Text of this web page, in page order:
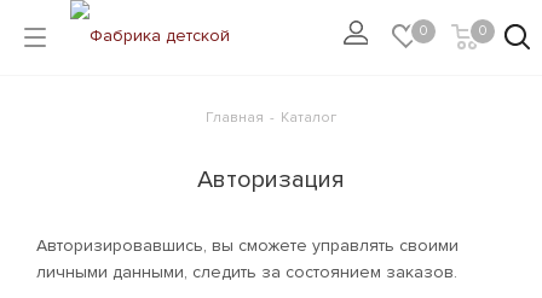
0 0
Главная - Каталог
Авторизация
Авторизировавшись, вы сможете управлять своими
личными данными, следить за состоянием заказов.